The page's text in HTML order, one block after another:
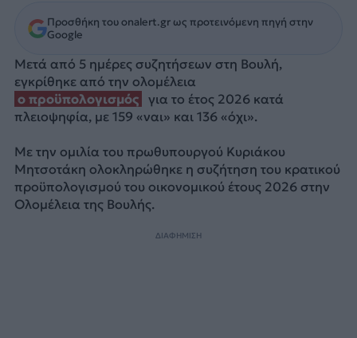
Προσθήκη του onalert.gr ως προτεινόμενη πηγή στην
Google
Μετά από 5 ημέρες συζητήσεων στη Βουλή,
εγκρίθηκε από την ολομέλεια
ο προϋπολογισμός
για το έτος 2026 κατά
πλειοψηφία, με 159 «ναι» και 136 «όχι».
Με την ομιλία του πρωθυπουργού Κυριάκου
Μητσοτάκη ολοκληρώθηκε η συζήτηση του κρατικού
προϋπολογισμού του οικονομικού έτους 2026 στην
Ολομέλεια της Βουλής.
ΔΙΑΦΗΜΙΣΗ